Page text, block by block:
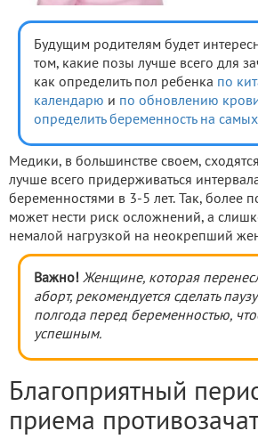
Будущим родителям будет
том, какие позы лучше всего для
как определить пол ребенка по
календарю и по обновлению
определить беременность на
Медики, в большинстве своем,
лучше всего придерживаться
беременностями в 3-5 лет. Так, более
может нести риск осложнений, а
немалой нагрузкой на неокрепший
Важно! Женщине, которая
аборт, рекомендуется сделать
полгода перед беременностью,
успешным.
Благоприятный
приема